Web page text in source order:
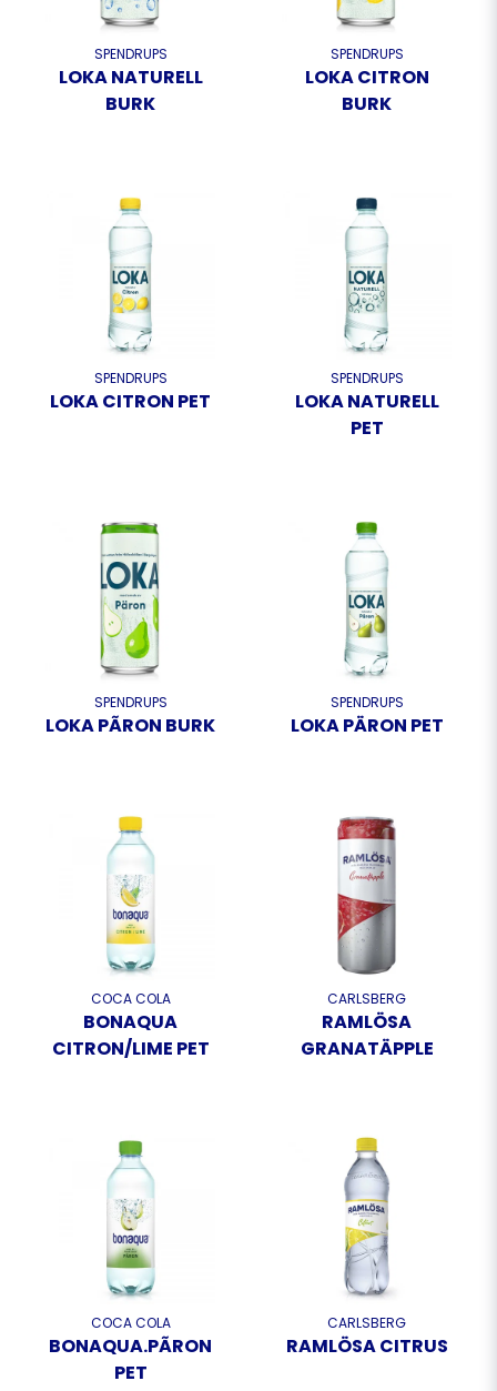
SPENDRUPS
LOKA NATURELL
BURK
SPENDRUPS
LOKA CITRON
BURK
SPENDRUPS
LOKA CITRON PET
SPENDRUPS
LOKA NATURELL
PET
SPENDRUPS
LOKA PÃRON BURK
SPENDRUPS
LOKA PÄRON PET
COCA COLA
BONAQUA
CITRON/LIME PET
CARLSBERG
RAMLÖSA
GRANATÄPPLE
COCA COLA
BONAQUA.PÃRON
PET
CARLSBERG
RAMLÖSA CITRUS